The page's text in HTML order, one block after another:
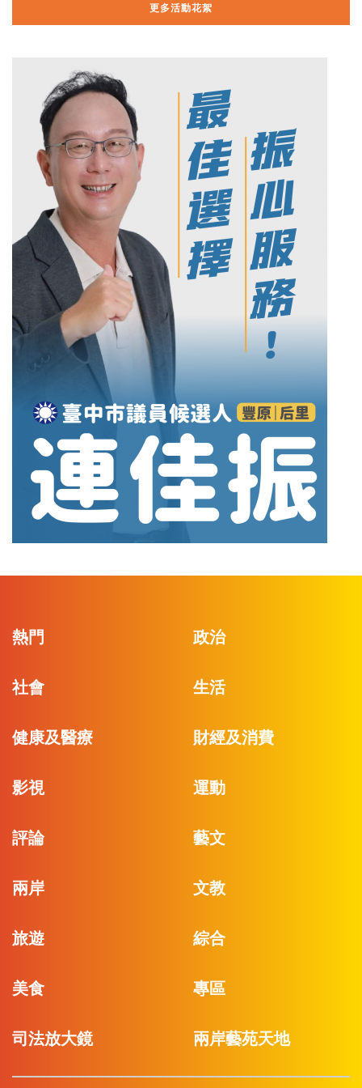
更多活動花絮
熱門 政治
社會 生活
健康及醫療 財經及消費
影視 運動
評論 藝文
兩岸 文教
旅遊 綜合
美食 專區
司法放大鏡 兩岸藝苑天地